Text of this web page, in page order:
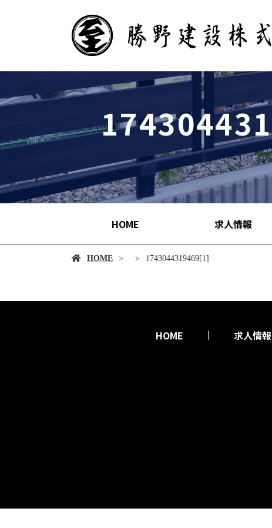
HOME 求人情報
HOME 1743044319469[1]
HOME 求人情報